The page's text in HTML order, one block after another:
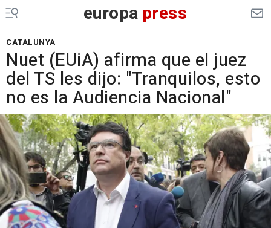
europa press
CATALUNYA
Nuet (EUiA) afirma que el juez
del TS les dijo: "Tranquilos, esto
no es la Audiencia Nacional"